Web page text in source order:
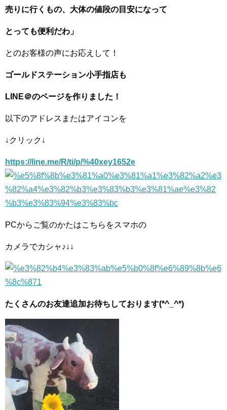
売りに行くもの、大体の値段の目安になって
とっても便利だわ」
とのお客様の声にお応えして！
ゴールドステーション小手指店も
LINE＠のページを作りました！
以下のアドレスまたはアイコンを
↓クリック↓
https://line.me/R/ti/p/%40xey1652e
PCからご覧のかたはこちらをスマホの
カメラでカシャ♪↓↓
たくさんのお友達追加お待ちしております(*^_^*)